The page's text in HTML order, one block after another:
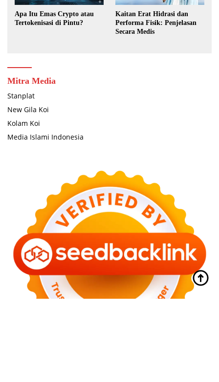
Apa Itu Emas Crypto atau
Tertokenisasi di Pintu?
Kaitan Erat Hidrasi dan
Performa Fisik: Penjelasan
Secara Medis
Mitra Media
Stanplat
New Gila Koi
Kolam Koi
Media Islami Indonesia